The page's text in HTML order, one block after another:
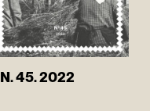
N. 45. 2022